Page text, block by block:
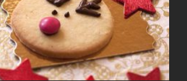
MARCHÉ DE NOËL LE 30 NOVEMBRE 2025